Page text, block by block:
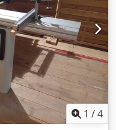
1 /4